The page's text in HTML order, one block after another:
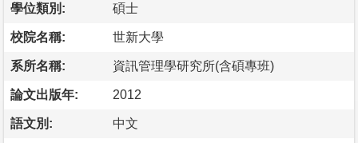
學位類別: 碩士
校院名稱: 世新大學
系所名稱: 資訊管理學研究所(含碩專班)
論文出版年: 2012
語文別: 中文